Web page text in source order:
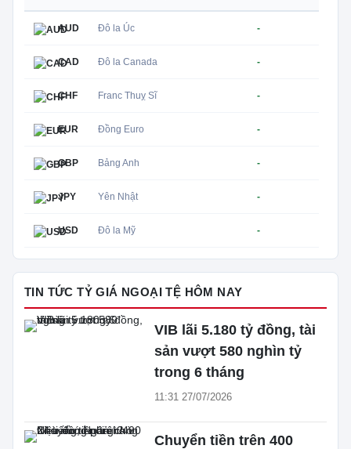
AUD Đô la Úc -
CAD Đô la Canada -
CHF Franc Thuỵ Sĩ -
EUR Đồng Euro -
GBP Bảng Anh -
JPY Yên Nhật -
USD Đô la Mỹ -
TIN TỨC TỶ GIÁ NGOẠI TỆ HÔM NAY
VIB lãi 5.180 tỷ đồng, tài
sản vượt 580 nghìn tỷ
trong 6 tháng
11:31 27/07/2026
Chuyển tiền trên 400